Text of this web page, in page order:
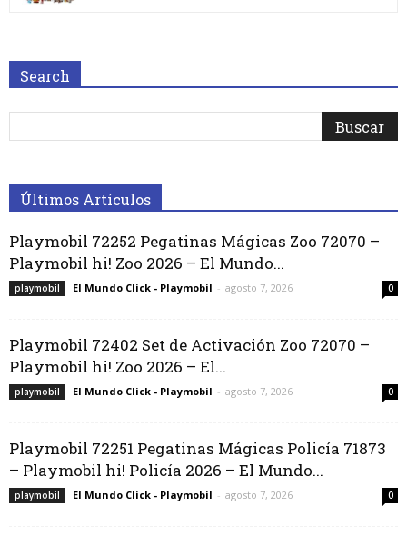
Search
Últimos Artículos
Playmobil 72252 Pegatinas Mágicas Zoo 72070 –
Playmobil hi! Zoo 2026 – El Mundo...
playmobil El Mundo Click - Playmobil - agosto 7, 2026 0
Playmobil 72402 Set de Activación Zoo 72070 –
Playmobil hi! Zoo 2026 – El...
playmobil El Mundo Click - Playmobil - agosto 7, 2026 0
Playmobil 72251 Pegatinas Mágicas Policía 71873
– Playmobil hi! Policía 2026 – El Mundo...
playmobil El Mundo Click - Playmobil - agosto 7, 2026 0